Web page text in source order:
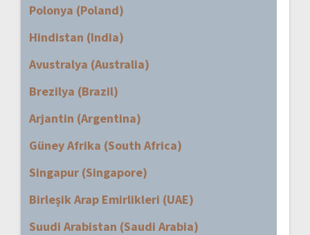
Polonya (Poland)
Hindistan (India)
Avustralya (Australia)
Brezilya (Brazil)
Arjantin (Argentina)
Güney Afrika (South Africa)
Singapur (Singapore)
Birleşik Arap Emirlikleri (UAE)
Suudi Arabistan (Saudi Arabia)